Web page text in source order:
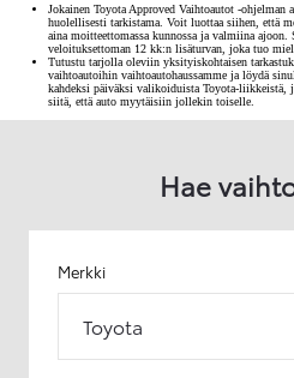
Jokainen Toyota Approved Vaihtoautot -ohjelman
huolellisesti tarkistama. Voit luottaa siihen, että
aina moitteettomassa kunnossa ja valmiina
veloituksettoman 12 kk:n lisäturvan, joka tuo
Tutustu tarjolla oleviin yksityiskohtaisen
vaihtoautoihin vaihtoautohaussamme ja löydä
kahdeksi päiväksi valikoiduista Toyota-liikkeistä,
siitä, että auto myytäisiin jollekin toiselle.
Hae
Merkki
Toyota